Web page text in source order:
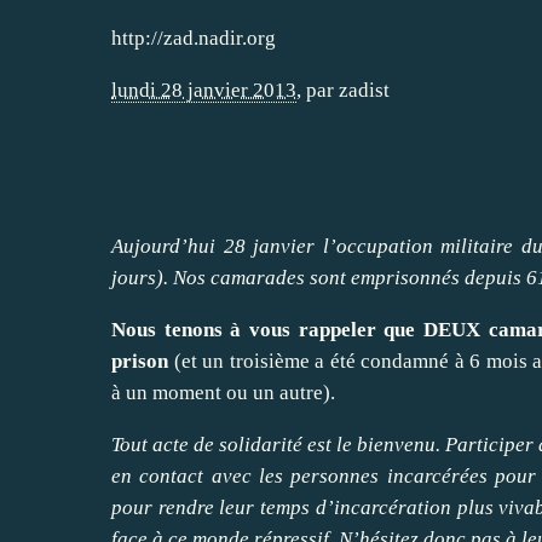
http://zad.nadir.org
lundi 28 janvier 2013, par zadist
Aujourd’hui 28 janvier l’occupation militaire
jours). Nos camarades sont emprisonnés depuis
Nous tenons à vous rappeler que DEUX
prison (et un troisième a été condamné à 6 mois
à un moment ou un autre).
Tout acte de solidarité est le bienvenu.
en contact avec les personnes incarcérées
pour rendre leur temps d’incarcération plus